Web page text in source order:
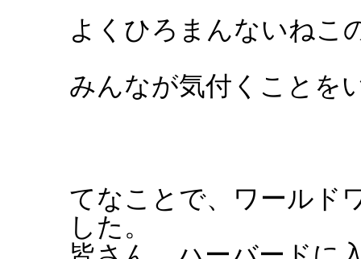
よくひろまんないねこ
みんなが気付くことを
てなことで、ワールド
した。